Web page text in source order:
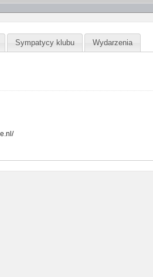
Sympatycy klubu Wydarzenia